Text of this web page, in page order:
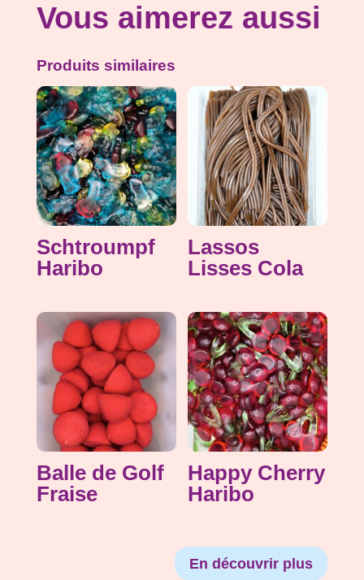
Vous aimerez aussi
Produits similaires
Schtroumpf
Haribo
Lassos
Lisses Cola
Balle de Golf
Fraise
Happy Cherry
Haribo
En découvrir plus